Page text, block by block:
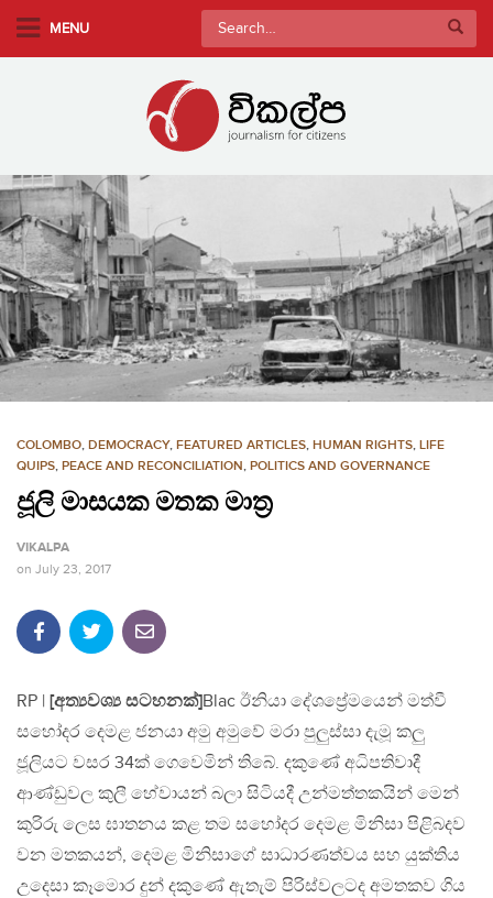
m
a
i
n
c
o
n
t
e
MENU
Search
for:
COLOMBO, DEMOCRACY, FEATURED ARTICLES, HUMAN RIGHTS, LIFE
QUIPS, PEACE AND RECONCILIATION, POLITICS AND GOVERNANCE
ජූලි මාසයක මතක මාත්‍ර
VIKALPA
on July 23, 2017
RP | [අත්‍යවශ්‍ය සටහනක්]Blac ඊනියා දේශප්‍රේමයෙන් මත්වී
සහෝදර දෙමළ ජනයා අමු අමුවේ මරා පුලුස්සා දැමූ කලු
ජූලියට වසර 34ක් ගෙවෙමින් තිබේ. දකුණේ අධිපතිවාදී
ආණ්ඩුවල කුලී හේවායන් බලා සිටියදී උන්මත්තකයින් මෙන්
කුරිරු ලෙස ඝාතනය කළ තම සහෝදර දෙමළ මිනිසා පිළිබදව
වන මතකයන්, දෙමළ මිනිසාගේ සාධාරණත්වය සහ යුක්තිය
උදෙසා කෑමොර දුන් දකුණේ ඇතැම් පිරිස්වලටද අමතකව ගිය